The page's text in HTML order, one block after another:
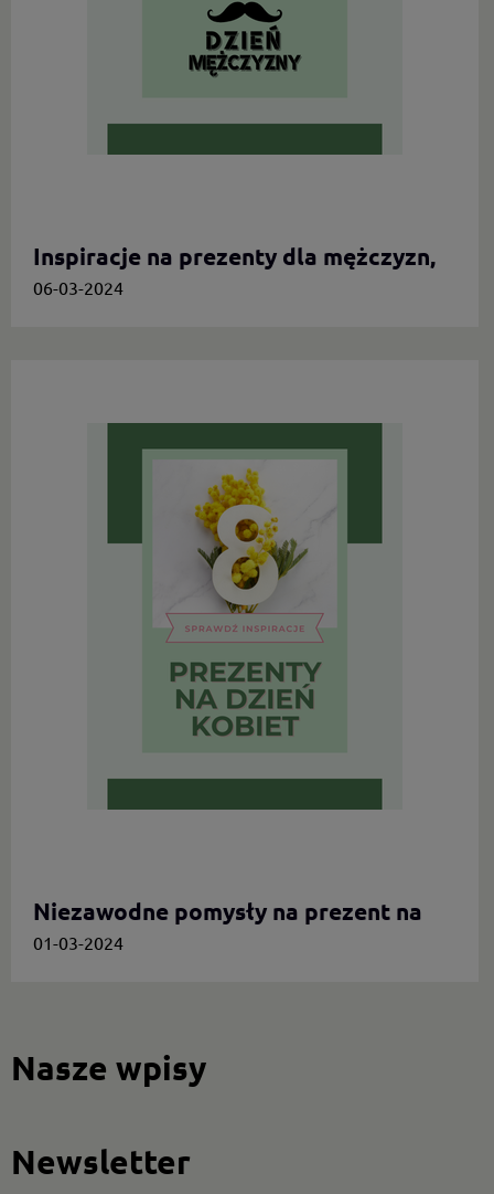
Inspiracje na prezenty dla mężczyzn,
którzy cenią oryginalność
06-03-2024
Niezawodne pomysły na prezent na
Dzień Kobiet.
01-03-2024
Nasze wpisy
Newsletter